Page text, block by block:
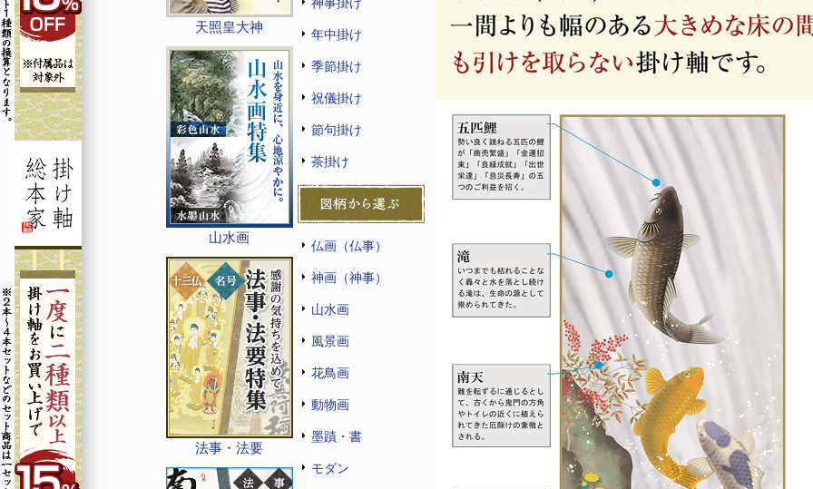
天照皇大神
山水画
法事・法要
年中掛け
季節掛け
祝儀掛け
節句掛け
茶掛け
仏画（仏事）
神画（神事）
山水画
風景画
花鳥画
動物画
墨蹟・書
モダン